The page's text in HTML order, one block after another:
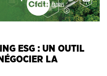
ESG : UN OUTIL
LA